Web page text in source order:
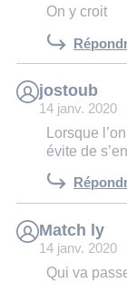
On y croit
jostoub
14 janv. 2020
Lorsque
évite de
Match ly
14 janv. 2020
Qui va